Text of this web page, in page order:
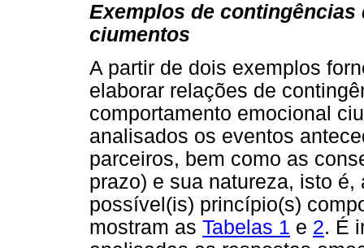
Exemplos de
ciumentos
A partir de dois exemplos
elaborar relações de
comportamento emocional
analisados os eventos
parceiros, bem como as
prazo) e sua natureza, isto
possível(is) princípio(s)
mostram as Tabelas 1 e 2. É